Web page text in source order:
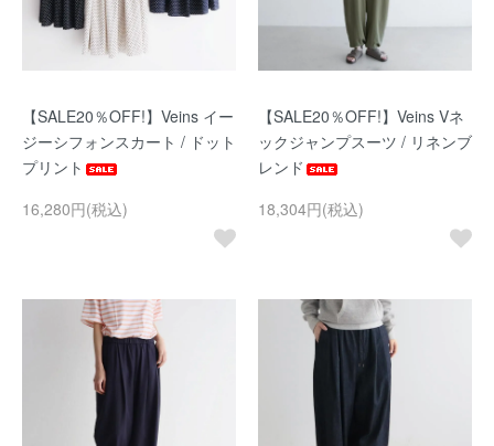
【SALE20％OFF!】Veins イー
ジーシフォンスカート / ドット
プリント
16,280円(税込)
【SALE20％OFF!】Veins Vネ
ックジャンプスーツ / リネンブ
レンド
18,304円(税込)